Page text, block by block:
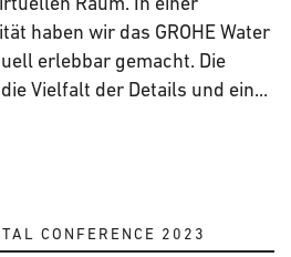
haben wir das GROHE Water
erlebbar gemacht. Die
Vielfalt der Details und ein...
CONFERENCE 2023